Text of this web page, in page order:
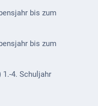
bis zum
bis zum
4. Schuljahr